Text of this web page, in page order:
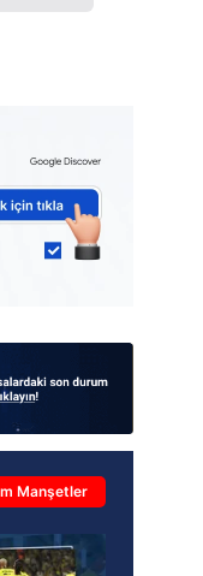
Manşetler